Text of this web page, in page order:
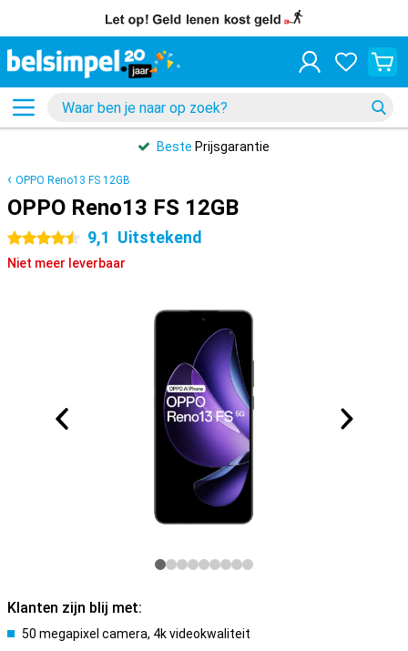
Beste Prijsgarantie
OPPO Reno13 FS 12GB
OPPO Reno13 FS 12GB
4.5 sterren 9,1 Uitstekend
Niet meer leverbaar
Klanten zijn blij met:
50 megapixel camera, 4k videokwaliteit